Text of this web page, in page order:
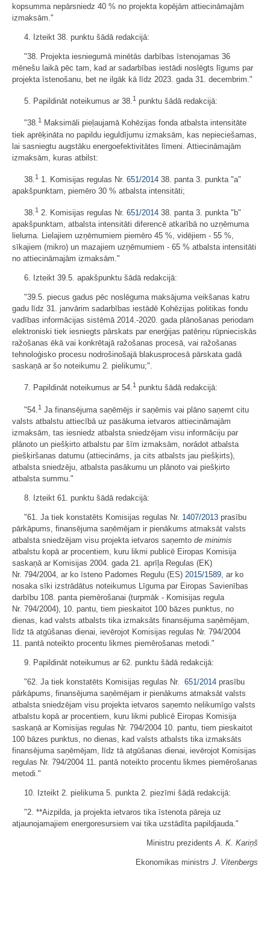
kopsumma nepārsniedz 40 % no projekta kopējām attiecināmajām
izmaksām."
4. Izteikt 38. punktu šādā redakcijā:
"38. Projekta iesniegumā minētās darbības īstenojamas 36
mēnešu laikā pēc tam, kad ar sadarbības iestādi noslēgts līgums par
projekta īstenošanu, bet ne ilgāk kā līdz 2023. gada 31. decembrim."
5. Papildināt noteikumus ar 38.1 punktu šādā redakcijā:
"38.1
Maksimāli pieļaujamā Kohēzijas fonda atbalsta intensitāte
tiek aprēķināta no papildu ieguldījumu izmaksām, kas nepieciešamas,
lai sasniegtu augstāku energoefektivitātes līmeni. Attiecināmajām
izmaksām, kuras atbilst:
38. 1 1. Komisijas regulas Nr. 651/2014 38. panta 3. punkta "a"
apakšpunktam, piemēro 30 % atbalsta intensitāti;
38.1 2. Komisijas regulas Nr. 651/2014 38. panta 3. punkta "b"
apakšpunktam, atbalsta intensitāti diferencē atkarībā no uzņēmuma
lieluma. Lielajiem uzņēmumiem piemēro 45 %, vidējiem - 55 %,
sīkajiem (mikro) un mazajiem uzņēmumiem - 65 % atbalsta intensitāti
no attiecināmajām izmaksām."
6. Izteikt 39.5. apakšpunktu šādā redakcijā:
"39.5. piecus gadus pēc noslēguma maksājuma veikšanas katru
gadu līdz 31. janvārim sadarbības iestādē Kohēzijas politikas fondu
vadības informācijas sistēmā 2014.-2020. gada plānošanas periodam
elektroniski tiek iesniegts pārskats par enerģijas patēriņu rūpnieciskās
ražošanas ēkā vai konkrētajā ražošanas procesā, vai ražošanas
tehnoloģisko procesu nodrošinošajā blakusprocesā pārskata gadā
saskaņā ar šo noteikumu 2. pielikumu;".
7. Papildināt noteikumus ar 54.1 punktu šādā redakcijā:
"54. 1 Ja finansējuma saņēmējs ir saņēmis vai plāno saņemt citu
valsts atbalstu attiecībā uz pasākuma ietvaros attiecināmajām
izmaksām, tas iesniedz atbalsta sniedzējam visu informāciju par
plānoto un piešķirto atbalstu par šīm izmaksām, norādot atbalsta
piešķiršanas datumu (attiecināms, ja cits atbalsts jau piešķirts),
atbalsta sniedzēju, atbalsta pasākumu un plānoto vai piešķirto
atbalsta summu."
8. Izteikt 61. punktu šādā redakcijā:
"61. Ja tiek konstatēts Komisijas regulas Nr. 1407/2013 prasību
pārkāpums, finansējuma saņēmējam ir pienākums atmaksāt valsts
atbalsta sniedzējam visu projekta ietvaros saņemto de minimis
atbalstu kopā ar procentiem, kuru likmi publicē Eiropas Komisija
saskaņā ar Komisijas 2004. gada 21. aprīļa Regulas (EK)
Nr. 794/2004, ar ko īsteno Padomes Regulu (ES) 2015/1589 , ar ko
nosaka sīki izstrādātus noteikumus Līguma par Eiropas Savienības
darbību 108. panta piemērošanai (turpmāk - Komisijas regula
Nr. 794/2004), 10. pantu, tiem pieskaitot 100 bāzes punktus, no
dienas, kad valsts atbalsts tika izmaksāts finansējuma saņēmējam,
līdz tā atgūšanas dienai, ievērojot Komisijas regulas Nr. 794/2004
11. pantā noteikto procentu likmes piemērošanas metodi."
9. Papildināt noteikumus ar 62. punktu šādā redakcijā:
"62. Ja tiek konstatēts Komisijas regulas Nr. 651/2014 prasību
pārkāpums, finansējuma saņēmējam ir pienākums atmaksāt valsts
atbalsta sniedzējam visu projekta ietvaros saņemto nelikumīgo valsts
atbalstu kopā ar procentiem, kuru likmi publicē Eiropas Komisija
saskaņā ar Komisijas regulas Nr. 794/2004 10. pantu, tiem pieskaitot
100 bāzes punktus, no dienas, kad valsts atbalsts tika izmaksāts
finansējuma saņēmējam, līdz tā atgūšanas dienai, ievērojot Komisijas
regulas Nr. 794/2004 11. pantā noteikto procentu likmes piemērošanas
metodi."
10. Izteikt 2. pielikuma 5. punkta 2. piezīmi šādā redakcijā:
"2. **Aizpilda, ja projekta ietvaros tika īstenota pāreja uz
atjaunojamajiem energoresursiem vai tika uzstādīta papildjauda."
Ministru prezidents A. K. Kariņš
Ekonomikas ministrs J. Vitenbergs